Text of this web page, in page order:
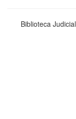
Biblioteca Judicial